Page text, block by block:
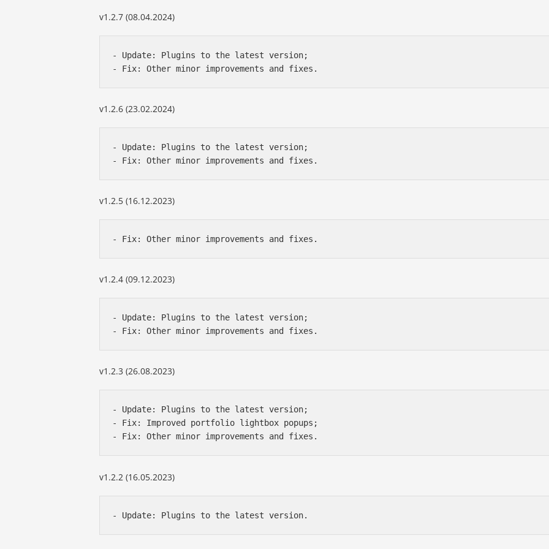
v1.2.7 (08.04.2024)
- Update: Plugins to the latest version;
- Fix: Other minor improvements and fixes.
v1.2.6 (23.02.2024)
- Update: Plugins to the latest version;
- Fix: Other minor improvements and fixes.
v1.2.5 (16.12.2023)
- Fix: Other minor improvements and fixes.
v1.2.4 (09.12.2023)
- Update: Plugins to the latest version;
- Fix: Other minor improvements and fixes.
v1.2.3 (26.08.2023)
- Update: Plugins to the latest version;
- Fix: Improved portfolio lightbox popups;
- Fix: Other minor improvements and fixes.
v1.2.2 (16.05.2023)
- Update: Plugins to the latest version.